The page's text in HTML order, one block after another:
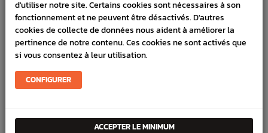
VÉHICULES COMPATIBLE
SCHÉMA CONSTRUCTEUR
FICHE TECHNIQUE
d'utiliser notre site. Certains cookies sont nécessaires à son
fonctionnement et ne peuvent être désactivés. D'autres
cookies de collecte de données nous aident à améliorer la
pertinence de notre contenu. Ces cookies ne sont activés que
si vous consentez à leur utilisation.
CONFIGURER
ACCEPTER LE MINIMUM